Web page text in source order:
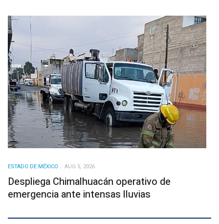
ESTADO DE MÉXICO AUG 5, 2026
Despliega Chimalhuacán operativo de
emergencia ante intensas lluvias